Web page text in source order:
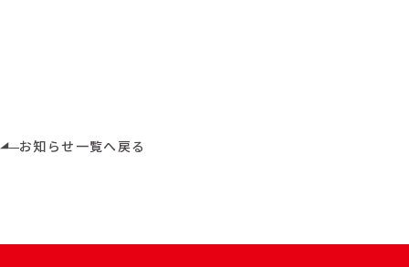
お知らせ一覧へ戻る